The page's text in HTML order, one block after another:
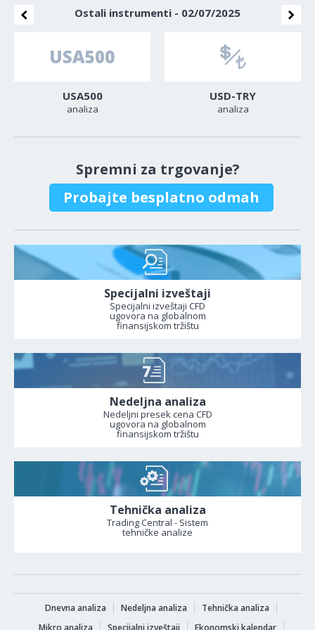
Ostali instrumenti - 02/07/2025
USA500
analiza
USD-TRY
analiza
Spremni za trgovanje?
Probajte besplatno odmah
Specijalni izveštaji
Specijalni izveštaji CFD
ugovora na globalnom
finansijskom tržištu
Nedeljna analiza
Nedeljni presek cena CFD
ugovora na globalnom
finansijskom tržištu
Tehnička analiza
Trading Central - Sistem
tehničke analize
Dnevna analiza Nedeljna analiza
Tehnička analiza
Mikro analiza
Specijalni izveštaji Ekonomski kalendar